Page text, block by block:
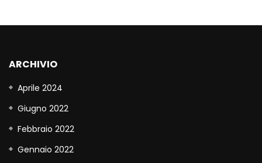
ARCHIVIO
Aprile 2024
Giugno 2022
Febbraio 2022
Gennaio 2022